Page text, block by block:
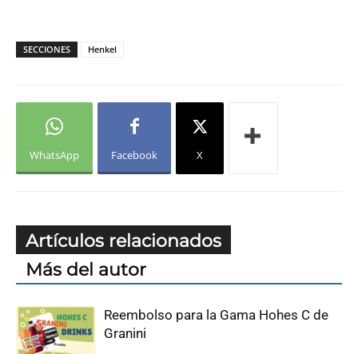
SECCIONES Henkel
WhatsApp Facebook X
Artículos relacionados
Más del autor
Reembolso para la Gama Hohes C de
Granini